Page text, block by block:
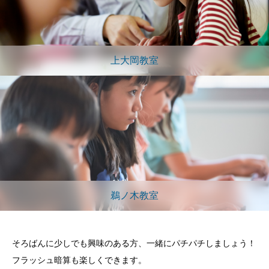
上大岡教室
鵜ノ木教室
そろばんに少しでも興味のある方、一緒にパチパチしましょう！
フラッシュ暗算も楽しくできます。